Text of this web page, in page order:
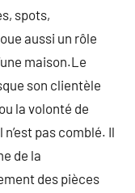
spots,
aussi un rôle
maison.Le
son clientèle
la volonté de
pas comblé. Il
de la
des pièces